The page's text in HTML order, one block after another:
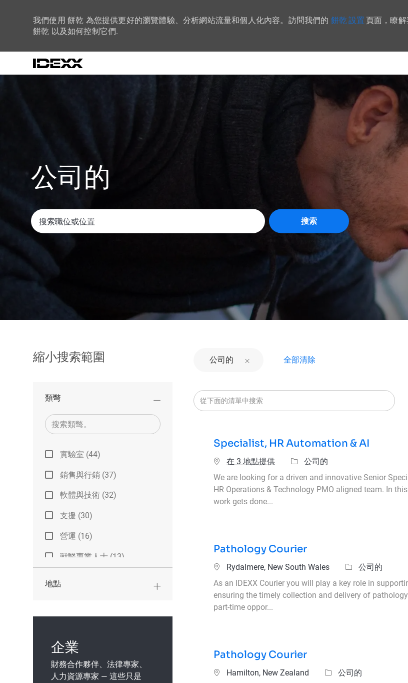
我們使用 餅乾 為您提供更好的瀏覽體驗、分析網站流量和個人化內容。訪問我們的 餅乾 設置 頁面，瞭
餅乾 以及如何控制它們.
公司的
搜索職位或位置
搜索
縮小搜索範圍
類彆
類彆 實驗室 (44)
銷售與行銷 (37)
軟體與技術 (32)
支援 (30)
營運 (16)
獸醫專業人士 (13)
工作
工作
公司的 (7)
其他的
工作
地點
企業
財務合作夥伴、法律專家、
人力資源專家 — 這些只是
公司的 全部清除
從下面的清單中搜索
Specialist, HR Automation & AI
在 3 地點提供 類別公司的
We are looking for a driven and innovative Senior
HR Operations & Technology PMO aligned team. In
work gets done...
Pathology Courier
位置Rydalmere, New South Wales 類別公司的
As an IDEXX Courier you will play a key role in
ensuring the timely collection and delivery of
part-time oppor...
Pathology Courier
位置Hamilton, New Zealand 類別公司的